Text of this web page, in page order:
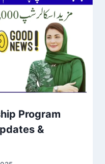
Program
&